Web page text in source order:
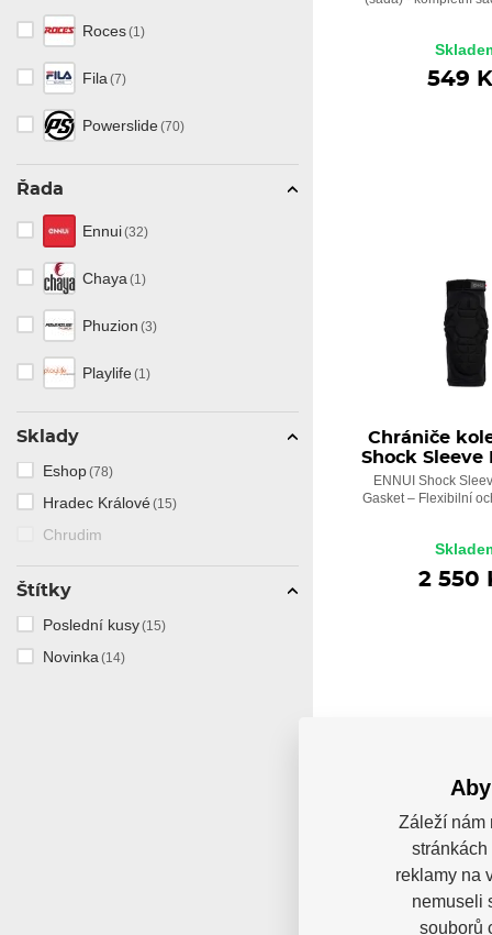
Roces(1)
Fila (7)
Powerslide(70)
Řada
Ennui(32)
Chaya (1)
Phuzion (3)
Playlife(1)
Sklady
Eshop(78)
Hradec Králové(15)
Chrudim
Štítky
Poslední kusy(15)
Novinka(14)
549
Chrániče
Shock Sleeve
ENNUI Shock
Gasket – Flexibilní
2 550
Záleží nám
reklamy na
nemuseli
souborů